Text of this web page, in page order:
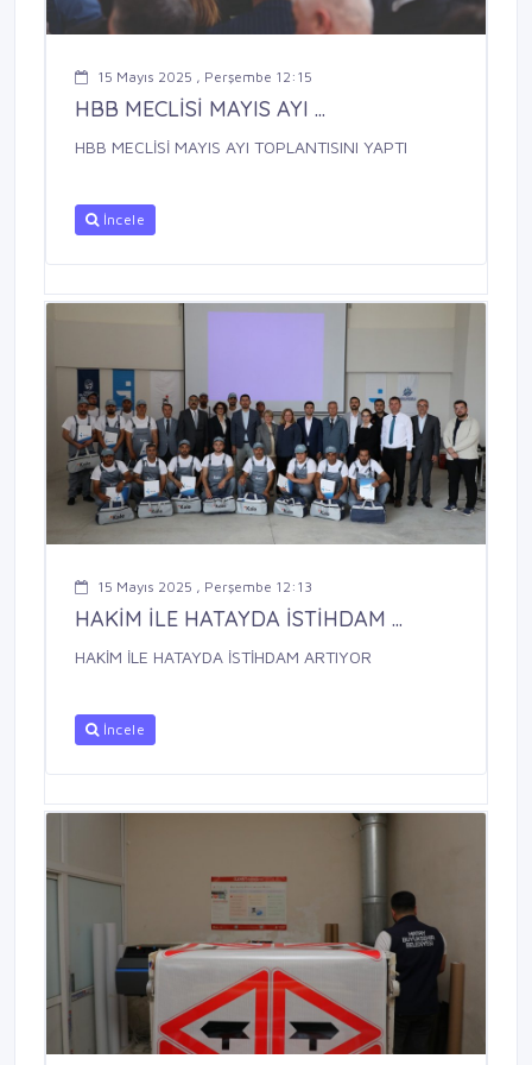
15 Mayıs 2025 , Perşembe 12:15
HBB MECLİSİ MAYIS AYI ...
HBB MECLİSİ MAYIS AYI TOPLANTISINI YAPTI
İncele
15 Mayıs 2025 , Perşembe 12:13
HAKİM İLE HATAYDA İSTİHDAM ...
HAKİM İLE HATAYDA İSTİHDAM ARTIYOR
İncele